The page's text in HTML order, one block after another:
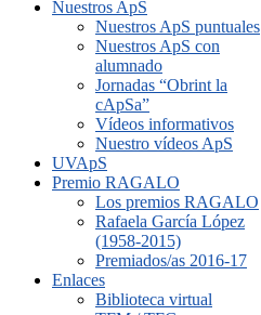
Nuestros ApS
Nuestros ApS puntuales
Nuestros ApS con
alumnado
Jornadas “Obrint la
cApSa”
Vídeos informativos
Nuestro vídeos ApS
UVApS
Premio RAGALO
Los premios RAGALO
Rafaela García López
(1958-2015)
Premiados/as 2016-17
Enlaces
Biblioteca virtual